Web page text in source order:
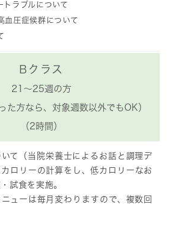
トラブルについて
血圧症候群について
Bクラス
21～25週の方
た方なら、対象週数以外でもOK）
（2時間）
て（当院栄養士によるお話と調理デ
ロリーの計算をし、低カロリーなお
試食を実施。
ューは毎月変わりますので、複数回